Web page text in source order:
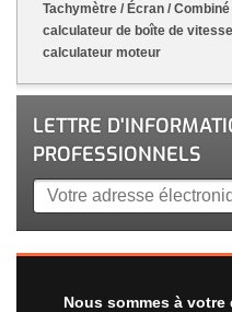
Tachymètre / Écran /
calculateur de boîte de
calculateur moteur
LETTRE
PROFESSIONNELS
Nous sommes à